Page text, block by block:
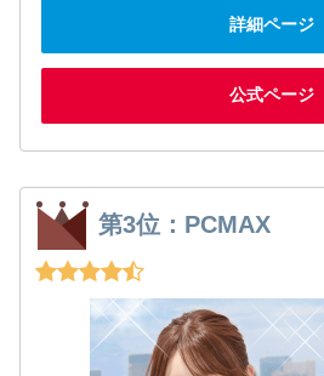
詳細ページ
公式ページ
第3位：PCMAX